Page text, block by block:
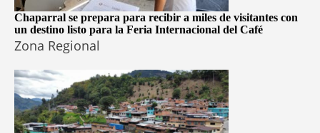
Chaparral se prepara para recibir a miles de visitantes con
un destino listo para la Feria Internacional del Café
Zona Regional